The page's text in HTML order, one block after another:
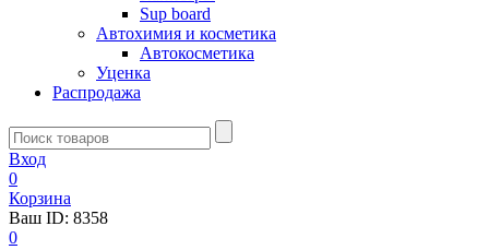
Sup board
Автохимия и косметика
Автокосметика
Уценка
Распродажа
Вход
0
Корзина
Ваш ID: 8358
0